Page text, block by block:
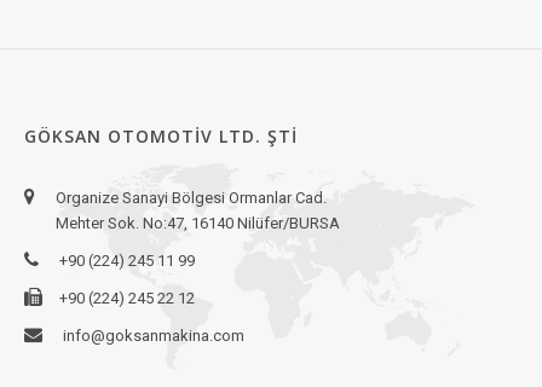
GÖKSAN OTOMOTIV LTD. ŞTI
Organize Sanayi Bölgesi Ormanlar Cad.
Mehter Sok. No:47, 16140 Nilüfer/BURSA
+90 (224) 245 11 99
+90 (224) 245 22 12
info@goksanmakina.com